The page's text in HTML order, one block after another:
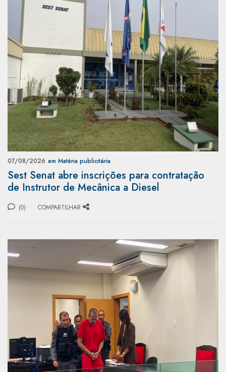
07/08/2026 em Matéria publicitária
Sest Senat abre inscrições para contratação
de Instrutor de Mecânica a Diesel
(0) COMPARTILHAR